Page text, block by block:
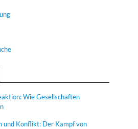
Wie Gesellschaften
und Konflikt: Der Kampf von